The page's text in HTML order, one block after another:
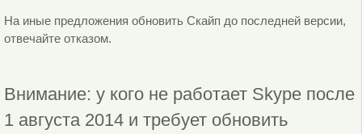
На иные предложения обновить Скайп до последней версии,
отвечайте отказом.
Внимание: у кого не работает Skype после
1 августа 2014 и требует обновить